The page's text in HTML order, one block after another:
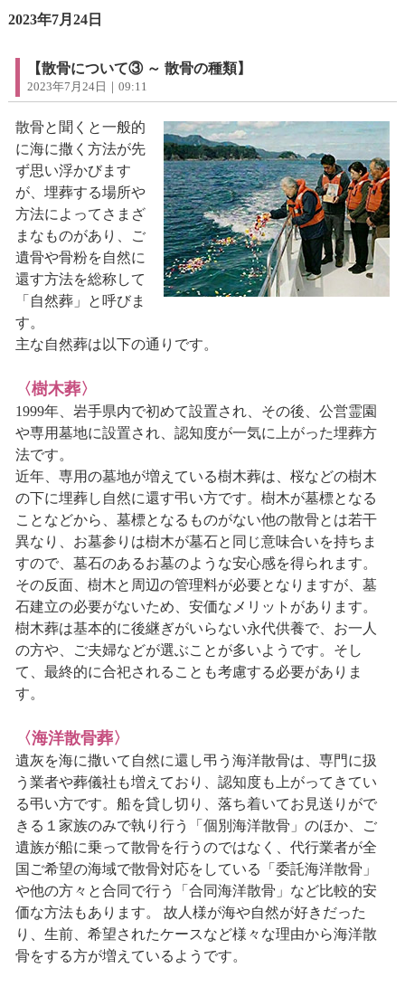
2023年7月24日
【散骨について③ ～ 散骨の種類】
2023年7月24日｜09:11
散骨と聞くと一般的
に海に撒く方法が先
ず思い浮かびます
が、埋葬する場所や
方法によってさまざ
まなものがあり、ご
遺骨や骨粉を自然に
還す方法を総称して
「自然葬」と呼びま
す。
主な自然葬は以下の通りです。
〈樹木葬〉
1999年、岩手県内で初めて設置され、その後、公営霊園
や専用墓地に設置され、認知度が一気に上がった埋葬方
法です。
近年、専用の墓地が増えている樹木葬は、桜などの樹木
の下に埋葬し自然に還す弔い方です。樹木が墓標となる
ことなどから、墓標となるものがない他の散骨とは若干
異なり、お墓参りは樹木が墓石と同じ意味合いを持ちま
すので、墓石のあるお墓のような安心感を得られます。
その反面、樹木と周辺の管理料が必要となりますが、墓
石建立の必要がないため、安価なメリットがあります。
樹木葬は基本的に後継ぎがいらない永代供養で、お一人
の方や、ご夫婦などが選ぶことが多いようです。そし
て、最終的に合祀されることも考慮する必要がありま
す。
〈海洋散骨葬〉
遺灰を海に撒いて自然に還し弔う海洋散骨は、専門に扱
う業者や葬儀社も増えており、認知度も上がってきてい
る弔い方です。船を貸し切り、落ち着いてお見送りがで
きる１家族のみで執り行う「個別海洋散骨」のほか、ご
遺族が船に乗って散骨を行うのではなく、代行業者が全
国ご希望の海域で散骨対応をしている「委託海洋散骨」
や他の方々と合同で行う「合同海洋散骨」など比較的安
価な方法もあります。 故人様が海や自然が好きだった
り、生前、希望されたケースなど様々な理由から海洋散
骨をする方が増えているようです。